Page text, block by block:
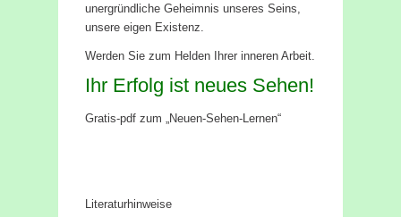
unergründliche Geheimnis unseres Seins,
unsere eigen Existenz.
Werden Sie zum Helden Ihrer inneren Arbeit.
Ihr Erfolg ist neues Sehen!
Gratis-pdf zum „Neuen-Sehen-Lernen“
Literaturhinweise